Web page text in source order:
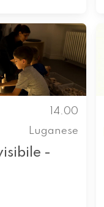
14.00
Luganese
-